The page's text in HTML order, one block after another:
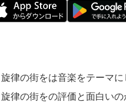
律の街をは音楽をテーマ
律の街をの評価と面白いの